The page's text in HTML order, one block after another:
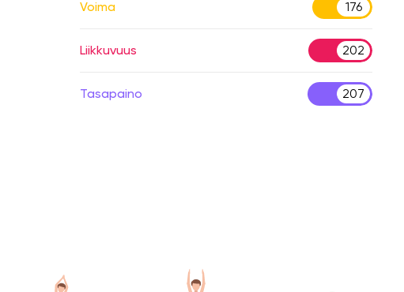
Voima 176
Liikkuvuus 202
Tasapaino 207